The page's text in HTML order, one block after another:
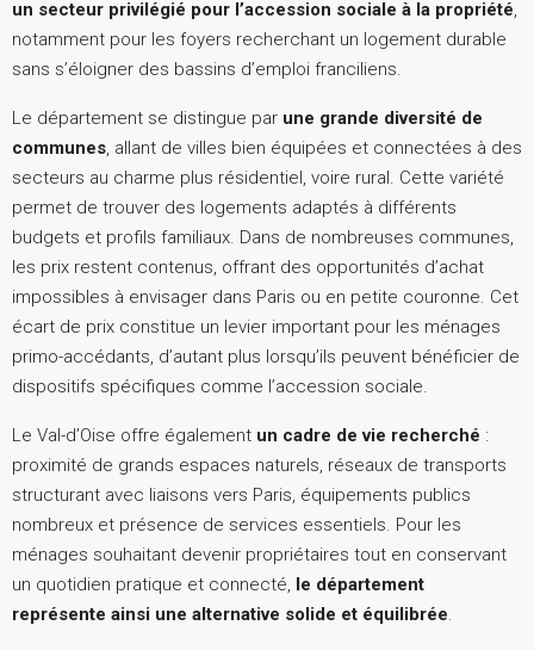
un secteur privilégié pour l’accession sociale à la propriété,
notamment pour les foyers recherchant un logement durable
sans s’éloigner des bassins d’emploi franciliens.
Le département se distingue par une grande diversité de
communes, allant de villes bien équipées et connectées à des
secteurs au charme plus résidentiel, voire rural. Cette variété
permet de trouver des logements adaptés à différents
budgets et profils familiaux. Dans de nombreuses communes,
les prix restent contenus, offrant des opportunités d’achat
impossibles à envisager dans Paris ou en petite couronne. Cet
écart de prix constitue un levier important pour les ménages
primo-accédants, d’autant plus lorsqu’ils peuvent bénéficier de
dispositifs spécifiques comme l’accession sociale.
Le Val-d’Oise offre également un cadre de vie recherché :
proximité de grands espaces naturels, réseaux de transports
structurant avec liaisons vers Paris, équipements publics
nombreux et présence de services essentiels. Pour les
ménages souhaitant devenir propriétaires tout en conservant
un quotidien pratique et connecté, le département
représente ainsi une alternative solide et équilibrée.